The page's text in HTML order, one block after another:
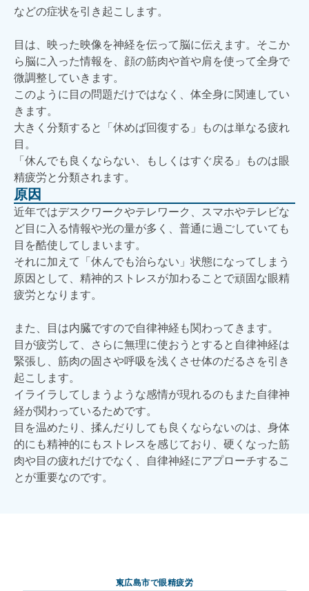
などの症状を引き起こします。
目は、映った映像を神経を伝って脳に伝えます。そこか
ら脳に入った情報を、顔の筋肉や首や肩を使って全身で
微調整していきます。
このように目の問題だけではなく、体全身に関連してい
きます。
大きく分類すると「休めば回復する」ものは単なる疲れ
目。
「休んでも良くならない、もしくはすぐ戻る」ものは眼
精疲労と分類されます。
原因
近年ではデスクワークやテレワーク、スマホやテレビな
ど目に入る情報や光の量が多く、普通に過ごしていても
目を酷使してしまいます。
それに加えて「休んでも治らない」状態になってしまう
原因として、精神的ストレスが加わることで頑固な眼精
疲労となります。
また、目は内臓ですので自律神経も関わってきます。
目が疲労して、さらに無理に使おうとすると自律神経は
緊張し、筋肉の固さや呼吸を浅くさせ体のだるさを引き
起こします。
イライラしてしまうような感情が現れるのもまた自律神
経が関わっているためです。
目を温めたり、揉んだりしても良くならないのは、身体
的にも精神的にもストレスを感じており、硬くなった筋
肉や目の疲れだけでなく、自律神経にアプローチするこ
とが重要なのです。
東広島市で眼精疲労